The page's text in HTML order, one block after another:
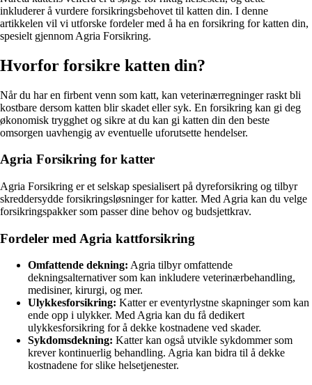
inkluderer å vurdere forsikringsbehovet til katten din. I denne
artikkelen vil vi utforske fordeler med å ha en forsikring for katten din,
spesielt gjennom Agria Forsikring.
Hvorfor forsikre katten din?
Når du har en firbent venn som katt, kan veterinærregninger raskt bli
kostbare dersom katten blir skadet eller syk. En forsikring kan gi deg
økonomisk trygghet og sikre at du kan gi katten din den beste
omsorgen uavhengig av eventuelle uforutsette hendelser.
Agria Forsikring for katter
Agria Forsikring er et selskap spesialisert på dyreforsikring og tilbyr
skreddersydde forsikringsløsninger for katter. Med Agria kan du velge
forsikringspakker som passer dine behov og budsjettkrav.
Fordeler med Agria kattforsikring
Omfattende dekning: Agria tilbyr omfattende
dekningsalternativer som kan inkludere veterinærbehandling,
medisiner, kirurgi, og mer.
Ulykkesforsikring: Katter er eventyrlystne skapninger som kan
ende opp i ulykker. Med Agria kan du få dedikert
ulykkesforsikring for å dekke kostnadene ved skader.
Sykdomsdekning: Katter kan også utvikle sykdommer som
krever kontinuerlig behandling. Agria kan bidra til å dekke
kostnadene for slike helsetjenester.